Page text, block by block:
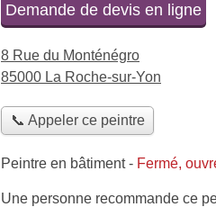
Demande de devis en ligne
8 Rue du Monténégro
85000 La Roche-sur-Yon
📞 Appeler ce peintre
Peintre en bâtiment- Fermé,
Une personne recommande ce